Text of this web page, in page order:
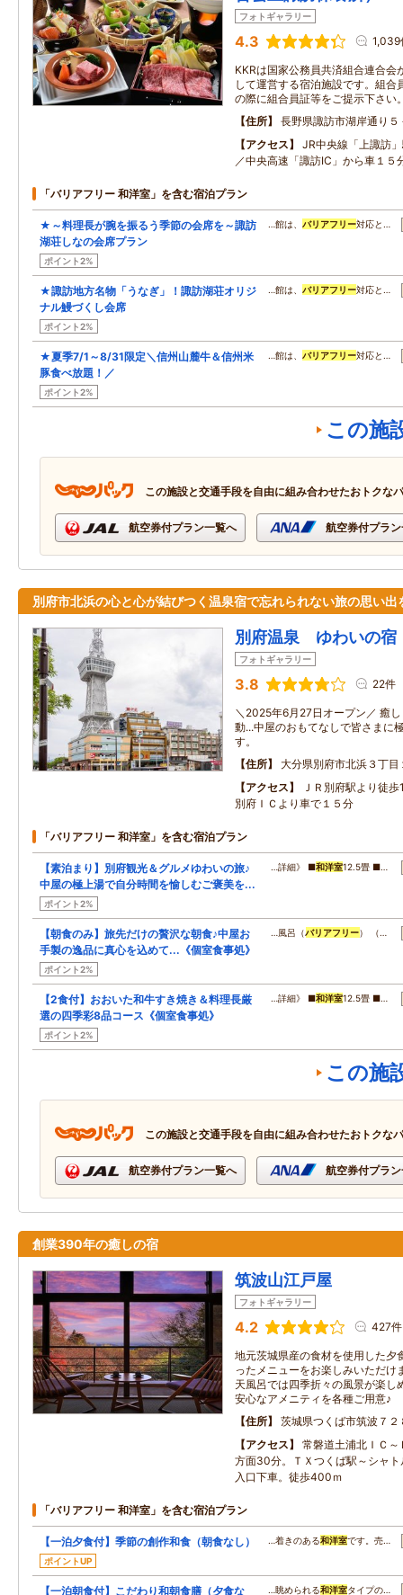
フォトギャラリー
4.3 1,039
KKRは国家公務員共済組合連合会
して運営する宿泊施設です。組合
の際に組合員証等をご提示下さい
住所
長野県諏訪市湖岸通り５
アクセス
JR中央線「上諏訪
／中央高速「諏訪IC」から車１５
「バリアフリー 和洋室」を含む宿泊プラン
★～料理長が腕を振るう季節の会席を～諏訪
湖荘しなの会席プラン
ポイント2%
…館は、 バリアフリー対応と…
★諏訪地方名物「うなぎ」！諏訪湖荘オリジ
ナル鰻づくし会席
ポイント2%
…館は、 バリアフリー対応と…
★夏季7/1～8/31限定＼信州山麓牛＆信州米
豚食べ放題！／
ポイント2%
…館は、 バリアフリー対応と…
この施
この施設と交通手段を自由に組み合わせたおトクな
航空券付プラン一覧へ 航空券付プラ
別府市北浜の心と心が結びつく温泉宿で忘れられない旅の思い出
別府温泉 ゆわいの
フォトギャラリー
3.8 22件
＼2025年6月27日オープン／ 癒
動...中屋のおもてなしで皆さまに
す。
住所
大分県別府市北浜３丁目
アクセス
ＪＲ別府駅より徒
別府ＩＣより車で１５分
「バリアフリー 和洋室」を含む宿泊プラン
【素泊まり】別府観光＆グルメゆわいの旅♪
中屋の極上湯で自分時間を愉しむご褒美を...
ポイント2%
…詳細》 ■和洋室12.5畳 ■…
【朝食のみ】旅先だけの贅沢な朝食♪中屋お
手製の逸品に真心を込めて...《個室食事処》
ポイント2%
…風呂（バリアフリー） （…
【2食付】おおいた和牛すき焼き＆料理長厳
選の四季彩8品コース《個室食事処》
ポイント2%
…詳細》 ■和洋室12.5畳 ■…
この施
この施設と交通手段を自由に組み合わせたおトクな
航空券付プラン一覧へ 航空券付プラ
創業390年の癒しの宿
筑波山江戸屋
フォトギャラリー
4.2 427件
地元茨城県産の食材を使用した夕
ったメニューをお楽しみいただけ
天風呂では四季折々の風景が楽し
安心なアメニティを各種ご用意♪
住所
茨城県つくば市筑波７２
アクセス
常磐道土浦北ＩＣ
方面30分。ＴＸつくば駅～シャ
入口下車。徒歩400ｍ
「バリアフリー 和洋室」を含む宿泊プラン
【一泊夕食付】季節の創作和食（朝食なし）
ポイントUP
…着きのある和洋室です。売…
【一泊朝食付】こだわり和朝食膳（夕食な …眺められる和洋室タイプの…